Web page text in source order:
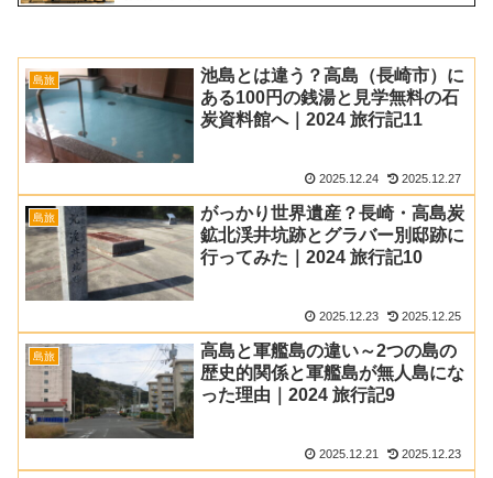
島旅
池島とは違う？高島（長崎市）に
ある100円の銭湯と見学無料の石
炭資料館へ｜2024 旅行記11
2025.12.24 2025.12.27
島旅
がっかり世界遺産？長崎・高島炭
鉱北渓井坑跡とグラバー別邸跡に
行ってみた｜2024 旅行記10
2025.12.23 2025.12.25
島旅
高島と軍艦島の違い～2つの島の
歴史的関係と軍艦島が無人島にな
った理由｜2024 旅行記9
2025.12.21 2025.12.23